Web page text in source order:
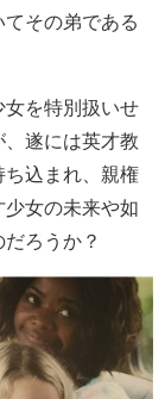
その弟である
女を特別扱いせ
遂には英才教
ち込まれ、親権
女の未来や如
ろうか？